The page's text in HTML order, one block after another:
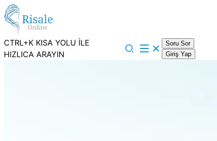
CTRL+K KISA YOLU İLE
HIZLICA ARAYIN
Soru Sor
Giriş Yap